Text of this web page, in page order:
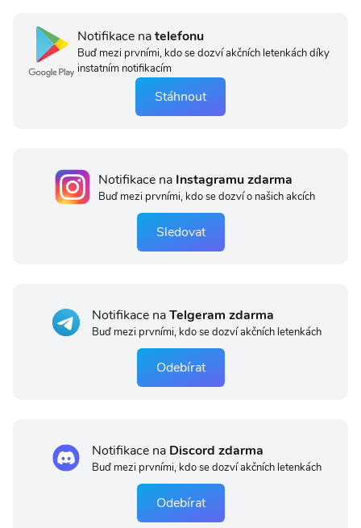
Notifikace natelefonu
Buď mezi prvními, kdo se dozví akčních letenkách díky
instatním notifikacím
Stáhnout
Notifikace na Instagramu zdarma
Buď mezi prvními, kdo se dozví o našich akcích
Sledovat
Notifikace naTelgeram zdarma
Buď mezi prvními, kdo se dozví akčních letenkách
Odebírat
Notifikace na Discord zdarma
Buď mezi prvními, kdo se dozví akčních letenkách
Odebírat